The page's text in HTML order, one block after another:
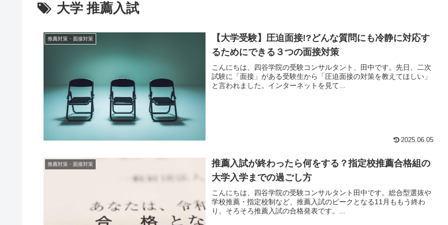
大学 推薦入試
推薦対策・面接対策
【大学受験】圧迫面接!?どんな質問にも冷静に対応す
るためにできる３つの面接対策
こんにちは、四谷学院の受験コンサルタント、田中です。先日、二次
試験に「面接」がある受験生から「圧迫面接の対策を教えてほしい」
と言われました。インターネットを見て...
2025.06.05
推薦対策・面接対策
推薦入試が終わったら何をする？指定校推薦合格組の
大学入学までの過ごし方
こんにちは、四谷学院の受験コンサルタント田中です。総合型選抜や
学校推薦・指定校制など、推薦入試のピークとなる11月ももう終わ
り。そろそろ推薦入試の合格発表です。...